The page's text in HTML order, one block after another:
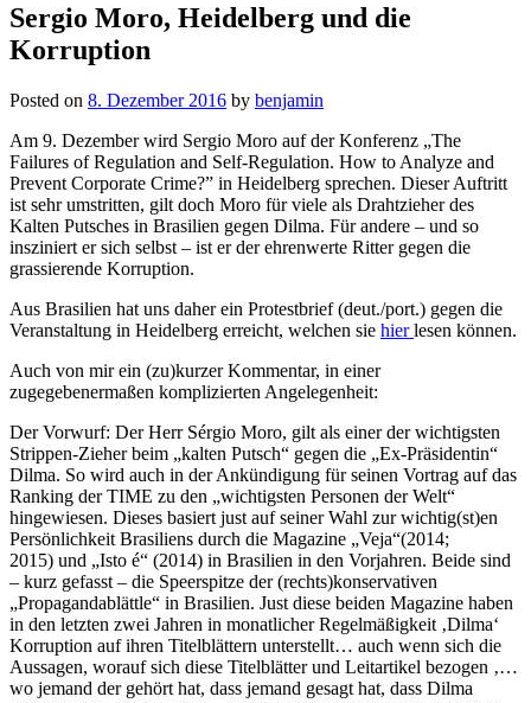
Sergio Moro, Heidelberg und die
Korruption
Posted on 8. Dezember 2016 by benjamin
Am 9. Dezember wird Sergio Moro auf der Konferenz „The
Failures of Regulation and Self-Regulation. How to Analyze and
Prevent Corporate Crime?” in Heidelberg sprechen. Dieser Auftritt
ist sehr umstritten, gilt doch Moro für viele als Drahtzieher des
Kalten Putsches in Brasilien gegen Dilma. Für andere – und so
insziniert er sich selbst – ist er der ehrenwerte Ritter gegen die
grassierende Korruption.
Aus Brasilien hat uns daher ein Protestbrief (deut./port.) gegen die
Veranstaltung in Heidelberg erreicht, welchen sie hierlesen können.
Auch von mir ein (zu)kurzer Kommentar, in einer
zugegebenermaßen komplizierten Angelegenheit:
Der Vorwurf: Der Herr Sérgio Moro, gilt als einer der wichtigsten
Strippen-Zieher beim „kalten Putsch“ gegen die „Ex-Präsidentin“
Dilma. So wird auch in der Ankündigung für seinen Vortrag auf das
Ranking der TIME zu den „wichtigsten Personen der Welt“
hingewiesen. Dieses basiert just auf seiner Wahl zur wichtig(st)en
Persönlichkeit Brasiliens durch die Magazine „Veja“(2014;
2015) und „Isto é“ (2014) in Brasilien in den Vorjahren. Beide sind
– kurz gefasst – die Speerspitze der (rechts)konservativen
„Propagandablättle“ in Brasilien. Just diese beiden Magazine haben
in den letzten zwei Jahren in monatlicher Regelmäßigkeit ‚Dilma‘
Korruption auf ihren Titelblättern unterstellt… auch wenn sich die
Aussagen, worauf sich diese Titelblätter und Leitartikel bezogen ‚…
wo jemand der gehört hat, dass jemand gesagt hat, dass Dilma